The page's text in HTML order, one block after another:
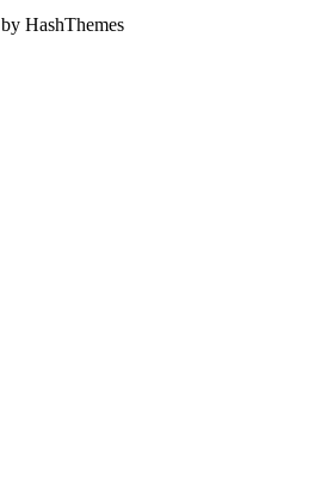
by HashThemes